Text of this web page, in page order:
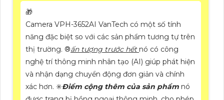
🎁
Camera VPH-3652AI VanTech có một số tính
năng đặc biệt so với các sản phẩm tương tự trên
thị trường. ®️ấn tượng trước hết nó có công
nghệ trí thông minh nhân tạo (AI) giúp phát hiện
và nhận dạng chuyển động đơn giản và chính
xác hơn. ✳️Điểm cộng thêm của sản phẩm nó